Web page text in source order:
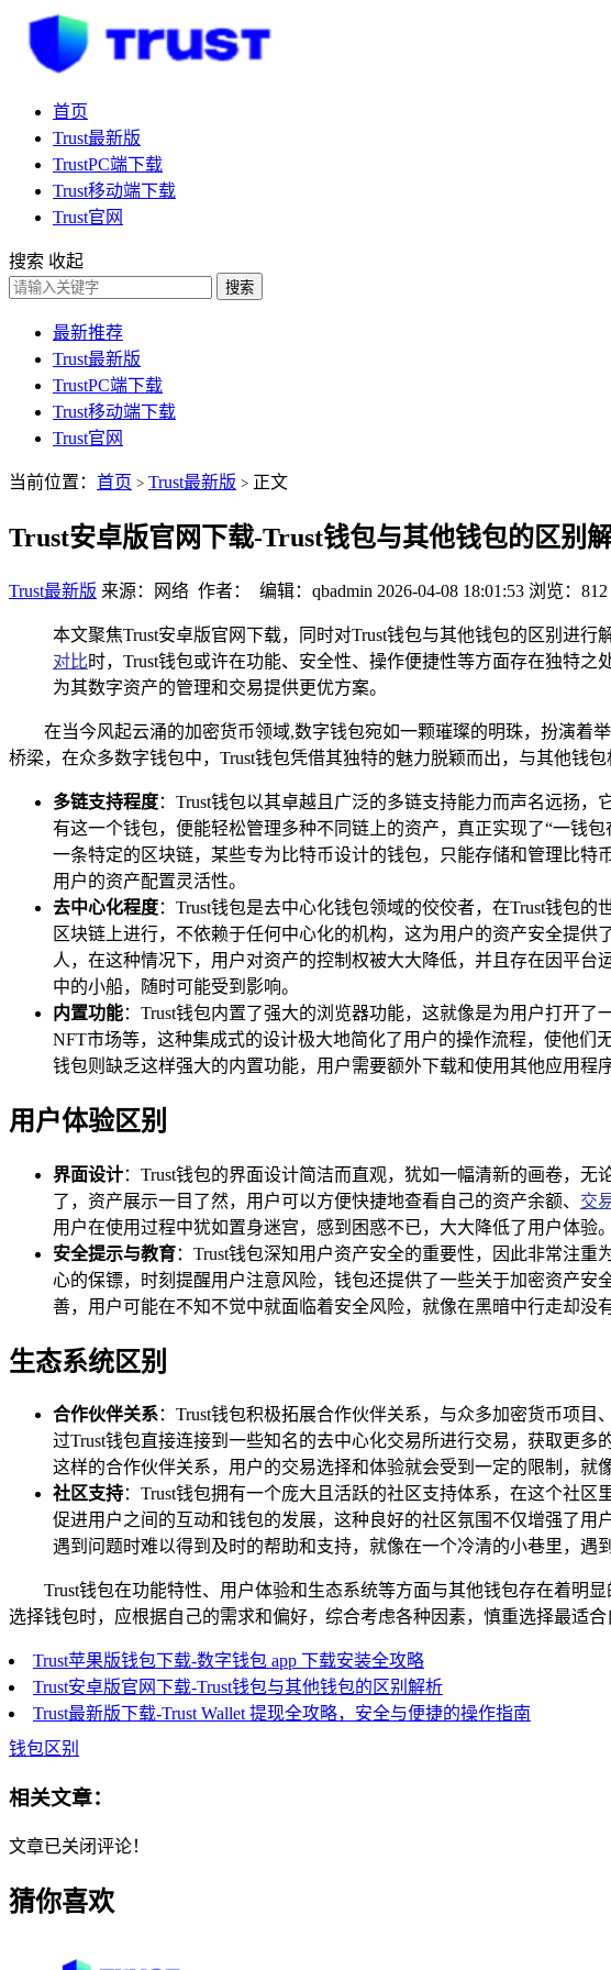
首页
Trust最新版
TrustPC端下载
Trust移动端下载
Trust官网
搜索 收起
搜索
最新推荐
Trust最新版
TrustPC端下载
Trust移动端下载
Trust官网
当前位置： 首页 > Trust最新版 > 正文
Trust安卓版官网下载-Trust钱包与其他钱包的区别
Trust最新版 来源：网络 作者： 编辑：qbadmin 2026-04-08 18:01:53 浏览：812
本文聚焦Trust安卓版官网下载，同时对Trust钱包与其他钱包的区别进
对比时，Trust钱包或许在功能、安全性、操作便捷性等方面存在独特
为其数字资产的管理和交易提供更优方案。
在当今风起云涌的加密货币领域,数字钱包宛如一颗璀璨的明珠，扮演着
桥梁，在众多数字钱包中，Trust钱包凭借其独特的魅力脱颖而出，与其他钱
多链支持程度：Trust钱包以其卓越且广泛的多链支持能力而声名远扬，
有这一个钱包，便能轻松管理多种不同链上的资产，真正实现了“一钱
一条特定的区块链，某些专为比特币设计的钱包，只能存储和管理比
用户的资产配置灵活性。
去中心化程度：Trust钱包是去中心化钱包领域的佼佼者，在Trust钱包
区块链上进行，不依赖于任何中心化的机构，这为用户的资产安全提
人，在这种情况下，用户对资产的控制权被大大降低，并且存在因平
中的小船，随时可能受到影响。
内置功能：Trust钱包内置了强大的浏览器功能，这就像是为用户打开
NFT市场等，这种集成式的设计极大地简化了用户的操作流程，使他
钱包则缺乏这样强大的内置功能，用户需要额外下载和使用其他应用程
用户体验区别
界面设计：Trust钱包的界面设计简洁而直观，犹如一幅清新的画卷，
了，资产展示一目了然，用户可以方便快捷地查看自己的资产余额、 交
用户在使用过程中犹如置身迷宫，感到困惑不已，大大降低了用户体验。
安全提示与教育：Trust钱包深知用户资产安全的重要性，因此非常注
心的保镖，时刻提醒用户注意风险，钱包还提供了一些关于加密资产
善，用户可能在不知不觉中就面临着安全风险，就像在黑暗中行走却没
生态系统区别
合作伙伴关系：Trust钱包积极拓展合作伙伴关系，与众多加密货币项
过Trust钱包直接连接到一些知名的去中心化交易所进行交易，获取更
这样的合作伙伴关系，用户的交易选择和体验就会受到一定的限制，就
社区支持：Trust钱包拥有一个庞大且活跃的社区支持体系，在这个社
促进用户之间的互动和钱包的发展，这种良好的社区氛围不仅增强了
遇到问题时难以得到及时的帮助和支持，就像在一个冷清的小巷里，遇
Trust钱包在功能特性、用户体验和生态系统等方面与其他钱包存在着明
选择钱包时，应根据自己的需求和偏好，综合考虑各种因素，慎重选择最适
Trust苹果版钱包下载-数字钱包 app 下载安装全攻略
Trust安卓版官网下载-Trust钱包与其他钱包的区别解析
Trust最新版下载-Trust Wallet 提现全攻略，安全与便捷的操作指南
钱包区别
相关文章：
文章已关闭评论！
猜你喜欢